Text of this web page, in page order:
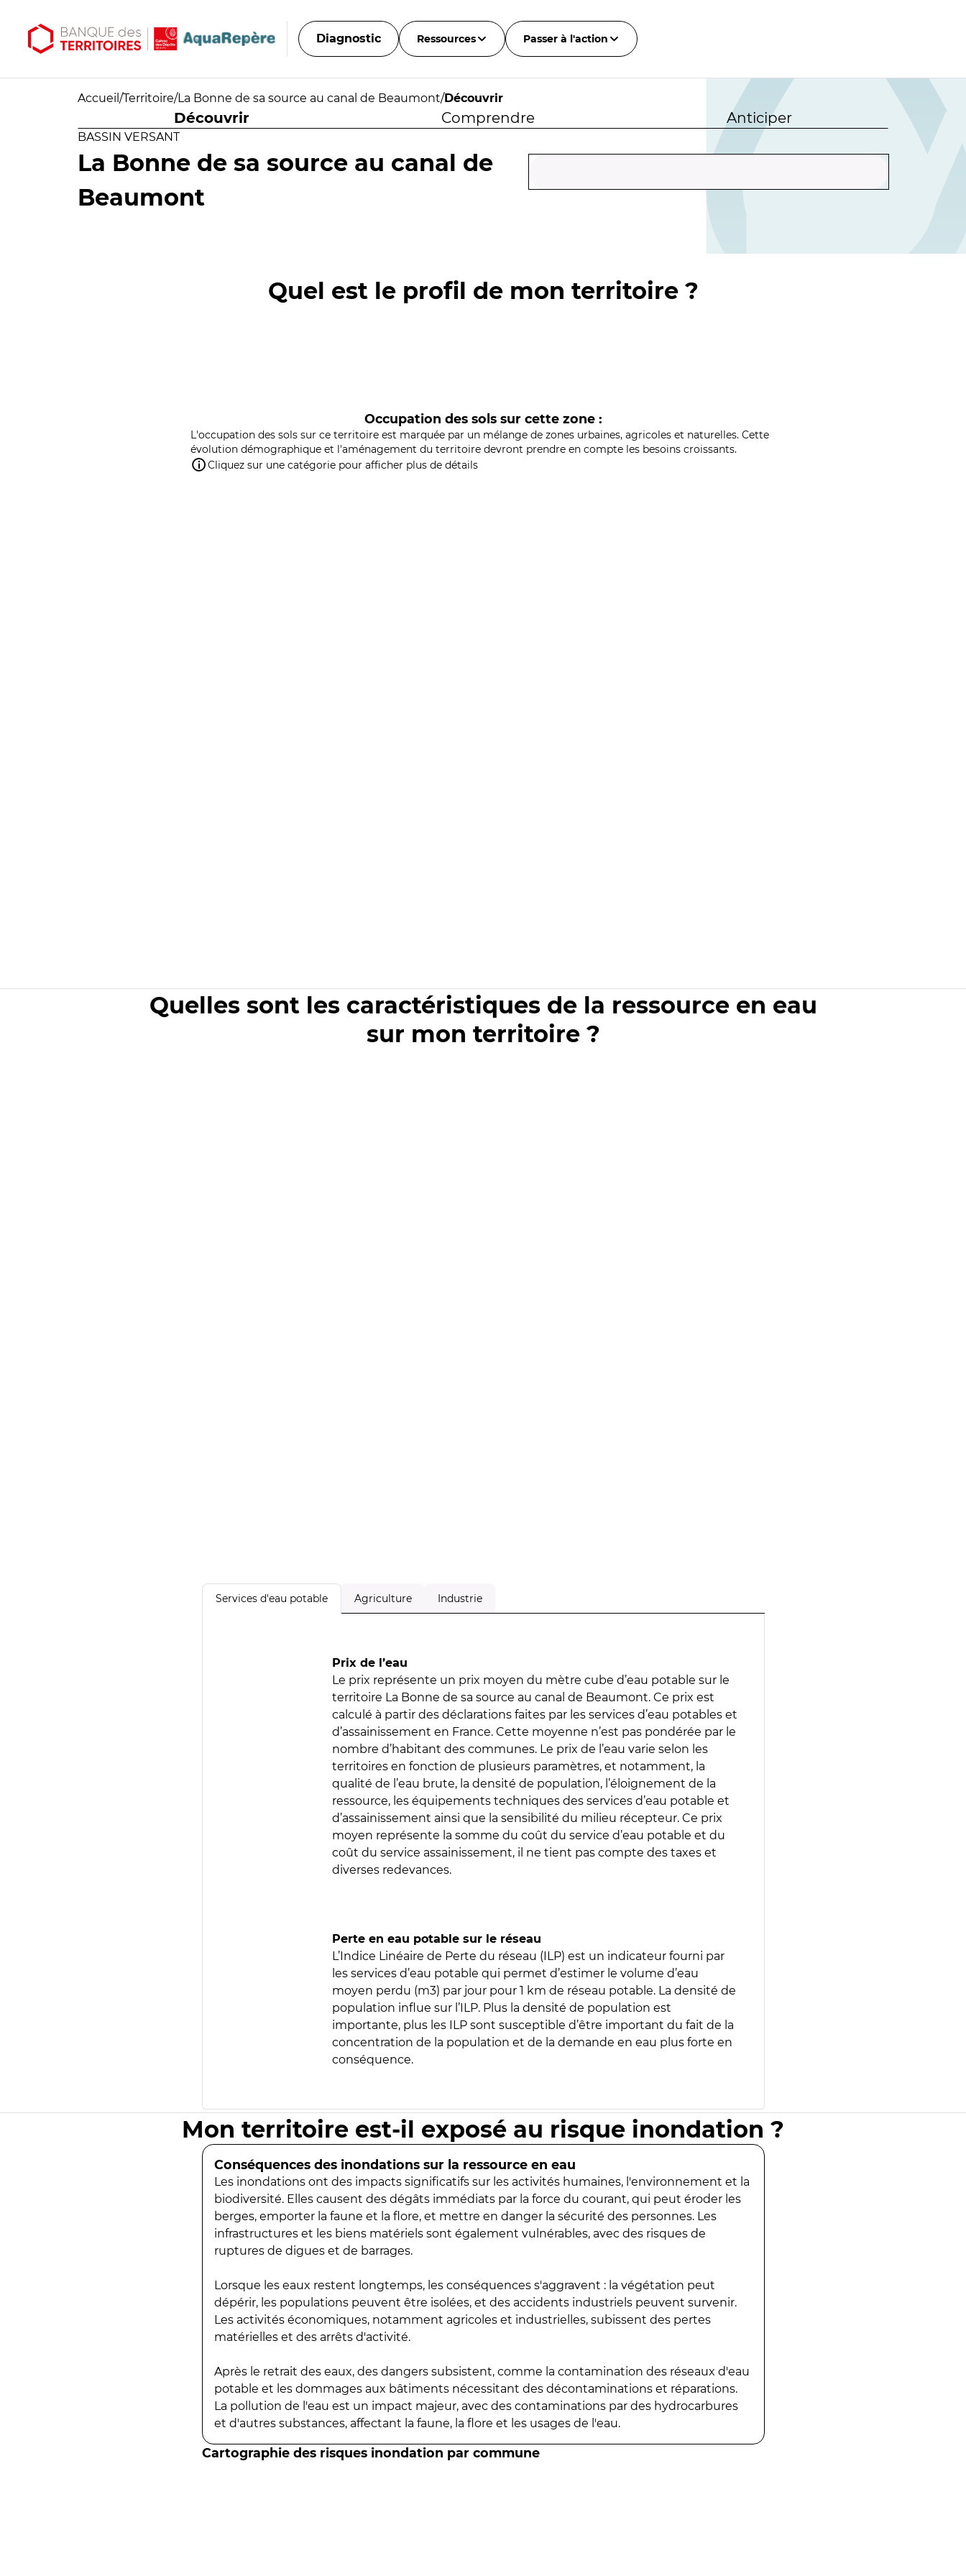
Diagnostic Ressources Passer à l'action
Accueil /Territoire/La Bonne de sa source au canal de Beaumont/Découvrir
Découvrir Comprendre Anticiper
BASSIN VERSANT
La Bonne de sa source au canal de
Beaumont
Quel est le profil de mon territoire ?
Occupation des sols sur cette zone :
L'occupation des sols sur ce territoire est marquée par un mélange de zones urbaines, agricoles et naturelles. Cette
évolution démographique et l'aménagement du territoire devront prendre en compte les besoins croissants.
Cliquez sur une catégorie pour afficher plus de détails
Quelles sont les caractéristiques de la ressource en eau
sur mon territoire ?
Services d'eau potable Agriculture Industrie
Prix de l’eau
Le prix représente un prix moyen du mètre cube d’eau potable sur le
territoire La Bonne de sa source au canal de Beaumont. Ce prix est
calculé à partir des déclarations faites par les services d’eau potables et
d’assainissement en France. Cette moyenne n’est pas pondérée par le
nombre d’habitant des communes. Le prix de l’eau varie selon les
territoires en fonction de plusieurs paramètres, et notamment, la
qualité de l’eau brute, la densité de population, l’éloignement de la
ressource, les équipements techniques des services d’eau potable et
d’assainissement ainsi que la sensibilité du milieu récepteur. Ce prix
moyen représente la somme du coût du service d’eau potable et du
coût du service assainissement, il ne tient pas compte des taxes et
diverses redevances.
Perte en eau potable sur le réseau
L’Indice Linéaire de Perte du réseau (ILP) est un indicateur fourni par
les services d’eau potable qui permet d’estimer le volume d’eau
moyen perdu (m3) par jour pour 1 km de réseau potable. La densité de
population influe sur l’ILP. Plus la densité de population est
importante, plus les ILP sont susceptible d’être important du fait de la
concentration de la population et de la demande en eau plus forte en
conséquence.
Mon territoire est-il exposé au risque inondation ?
Conséquences des inondations sur la ressource en eau
Les inondations ont des impacts significatifs sur les activités humaines, l'environnement et la
biodiversité. Elles causent des dégâts immédiats par la force du courant, qui peut éroder les
berges, emporter la faune et la flore, et mettre en danger la sécurité des personnes. Les
infrastructures et les biens matériels sont également vulnérables, avec des risques de
ruptures de digues et de barrages.
Lorsque les eaux restent longtemps, les conséquences s'aggravent : la végétation peut
dépérir, les populations peuvent être isolées, et des accidents industriels peuvent survenir.
Les activités économiques, notamment agricoles et industrielles, subissent des pertes
matérielles et des arrêts d'activité.
Après le retrait des eaux, des dangers subsistent, comme la contamination des réseaux d'eau
potable et les dommages aux bâtiments nécessitant des décontaminations et réparations.
La pollution de l'eau est un impact majeur, avec des contaminations par des hydrocarbures
et d'autres substances, affectant la faune, la flore et les usages de l'eau.
Cartographie des risques inondation par commune